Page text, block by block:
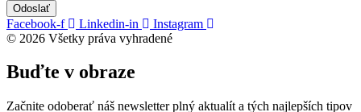
Odoslať
Facebook-f Linkedin-in
Instagram
© 2026 Všetky práva vyhradené
Buďte v obraze
Začnite odoberať náš newsletter plný aktualít a tých najlepších tipov